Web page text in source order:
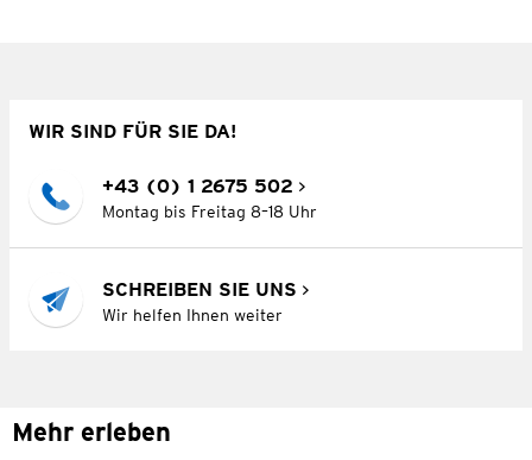
WIR SIND FÜR SIE DA!
+43 (0) 1 2675 502
Montag bis Freitag 8–18 Uhr
SCHREIBEN SIE UNS
Wir helfen Ihnen weiter
Mehr erleben